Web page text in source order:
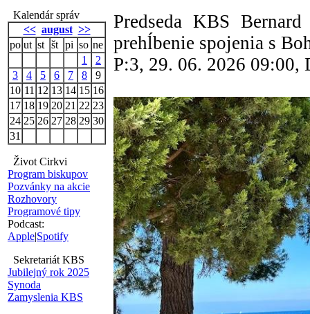
Kalendár správ
<< august >>
po ut st št pi so ne
1
2
3
4 5 6 7 8
9
10 11 12 13 14 15 16
17 18 19 20 21 22 23
24 25 26 27 28 29 30
31
Život Cirkvi
Program biskupov
Pozvánky na akcie
Rozhovory
Programové tipy
Podcast:
Apple|Spotify
Sekretariát KBS
Jubilejný rok 2025
Synoda
Zamyslenia KBS
Predseda KBS
prehĺbenie spojenia s
P:3, 29. 06. 2026 09:00,